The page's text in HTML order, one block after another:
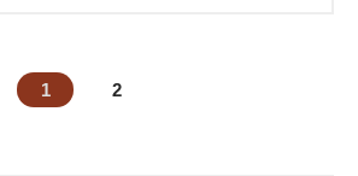
1 2